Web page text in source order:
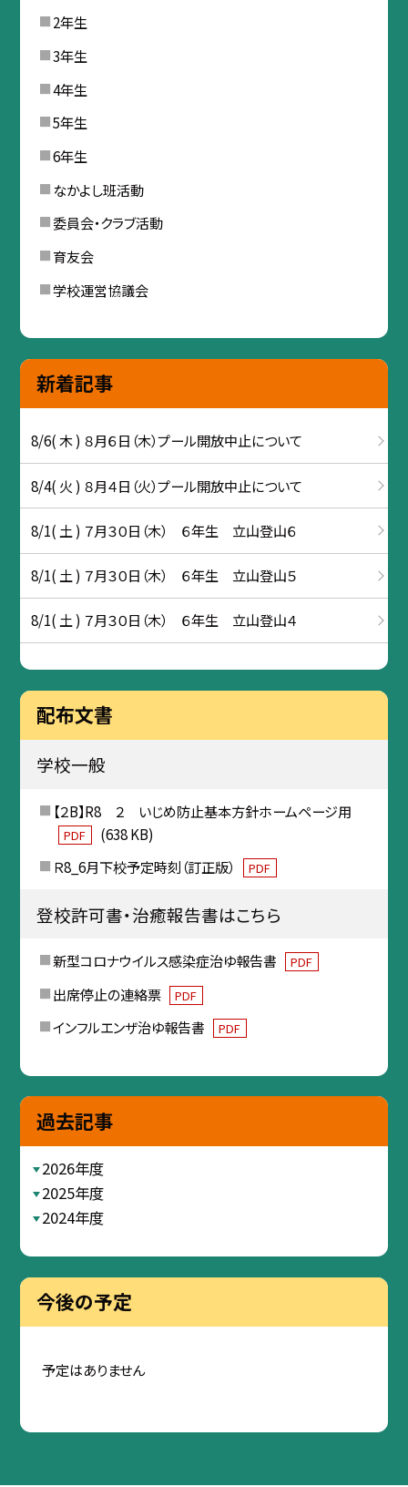
2年生
3年生
4年生
5年生
6年生
なかよし班活動
委員会・クラブ活動
育友会
学校運営協議会
新着記事
8/6( 木 ) ８月６日（木）プール開放中止について
8/4( 火 ) ８月４日（火）プール開放中止について
8/1( 土 ) ７月３０日（木） ６年生 立山登山６
8/1( 土 ) ７月３０日（木） ６年生 立山登山５
8/1( 土 ) ７月３０日（木） ６年生 立山登山４
配布文書
学校一般
【２B】R8 ２ いじめ防止基本方針ホームページ用
PDF
(638 KB)
Ｒ8_6月下校予定時刻（訂正版）
PDF
登校許可書・治癒報告書はこちら
新型コロナウイルス感染症治ゆ報告書 PDF
出席停止の連絡票 PDF
インフルエンザ治ゆ報告書 PDF
過去記事
2026年度
2025年度
2024年度
今後の予定
予定はありません